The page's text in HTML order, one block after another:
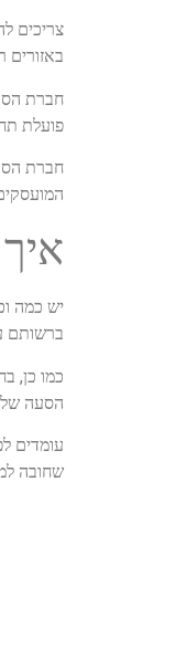
צריכים
חברת
פועלת
חברת
יש כמה
ברשותם
כמו כן,
הסעה
עומדים
שחובה